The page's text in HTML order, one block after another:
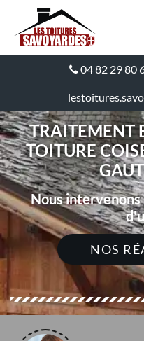
04 82 29 80
TRAITEMENT
TOITURE
Nous
NOS